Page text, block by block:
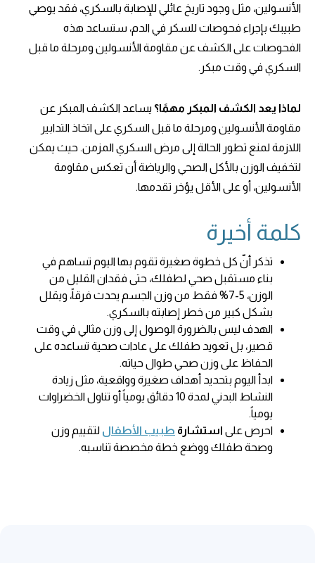
الأنسولين، مثل وجود تاريخ عائلي للإصابة بالسكري، فقد يوصي
طبيبك بإجراء فحوصات للسكر في الدم، ستساعد هذه
الفحوصات على الكشف عن مقاومة الأنسولين ومرحلة ما قبل
السكري في وقت مبكر.
لماذا يعد الكشف المبكر مهمًا؟ يساعد الكشف المبكر عن
مقاومة الأنسولين ومرحلة ما قبل السكري على اتخاذ التدابير
اللازمة لمنع تطور الحالة إلى مرض السكري المزمن. حيث يمكن
لتخفيف الوزن بالأكل الصحي والرياضة أن تعكس مقاومة
الأنسولين، أو على الأقل يؤخر تقدمها.
كلمة أخيرة
تذكر أنّ كل خطوة صغيرة تقوم بها اليوم تساهم في
بناء مستقبل صحي لطفلك، حتى فقدان القليل من
الوزن، 5-7% فقط من وزن الجسم يحدث فرقاً، ويقلل
بشكل كبير من خطر إصابته بالسكري.
الهدف ليس بالضرورة الوصول إلى وزن مثالي في وقت
قصير، بل تعويد طفلك على عادات صحية تساعده على
الحفاظ على وزن صحي طوال حياته.
ابدأ اليوم بتحديد أهداف صغيرة وواقعية، مثل زيادة
النشاط البدني لمدة 10 دقائق يومياً أو تناول الخضراوات
يومياً.
احرص على استشارة طبيب الأطفال لتقييم وزن
وصحة طفلك ووضع خطة مخصصة تناسبه.